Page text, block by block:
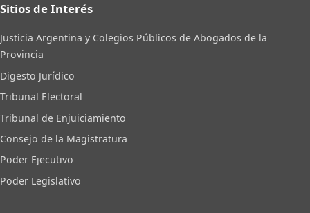
Sitios de Interés
Justicia Argentina y Colegios Públicos de Abogados de la
Provincia
Digesto Jurídico
Tribunal Electoral
Tribunal de Enjuiciamiento
Consejo de la Magistratura
Poder Ejecutivo
Poder Legislativo